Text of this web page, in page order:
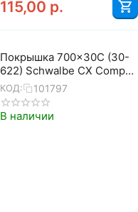
115,00 р.
Покрышка 700x30C (30-
622) Schwalbe CX Comp
K-Guard
КОД: 101797
В наличии